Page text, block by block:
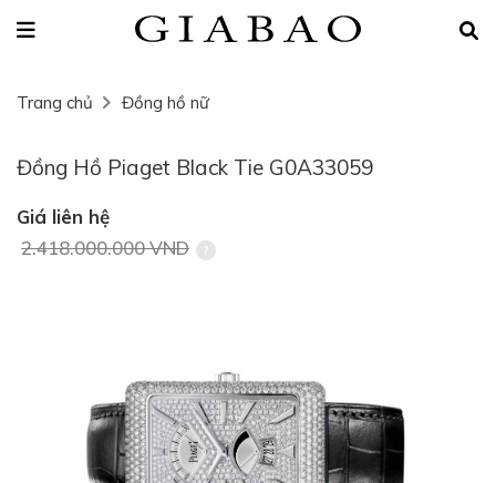
Trang chủ Đồng hồ nữ
Đồng Hồ Piaget Black Tie G0A33059
Giá liên hệ
2.418.000.000 VND